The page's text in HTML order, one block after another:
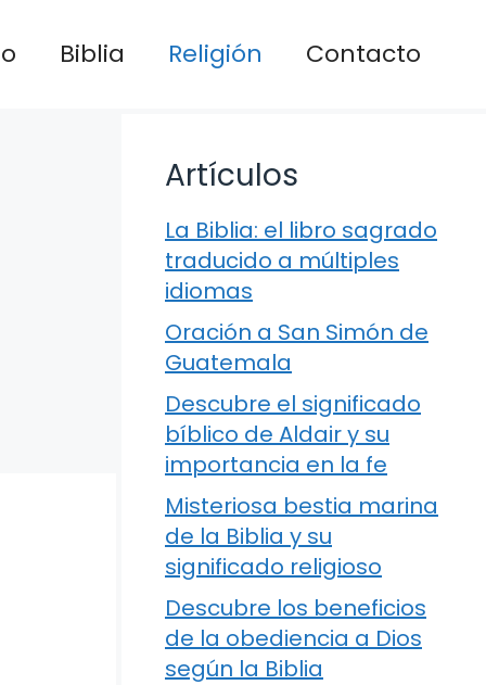
Biblia Religión Contacto
Artículos
La Biblia: el libro sagrado
traducido a múltiples
idiomas
Oración a San Simón de
Guatemala
Descubre el significado
bíblico de Aldair y su
importancia en la fe
Misteriosa bestia marina
de la Biblia y su
significado religioso
Descubre los beneficios
de la obediencia a Dios
según la Biblia